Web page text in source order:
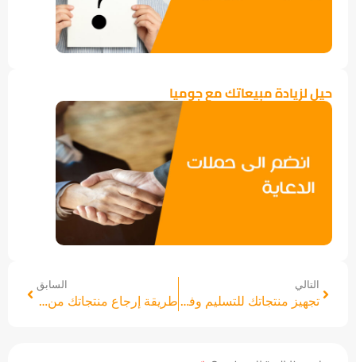
حيل لزيادة مبيعاتك مع جوميا
التالي
تجهيز منتجاتك للتسليم وفقًا لإرشاداتنا
السابق
طريقة إرجاع منتجاتك من مخزن جوميا